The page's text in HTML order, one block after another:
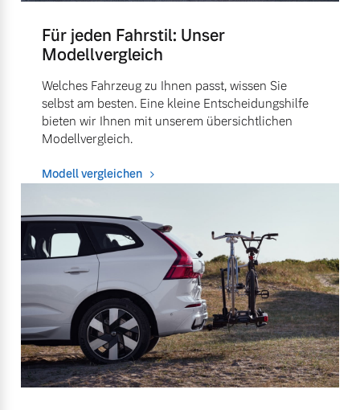
Für jeden Fahrstil: Unser
Modellvergleich
Welches Fahrzeug zu Ihnen passt, wissen Sie
selbst am besten. Eine kleine Entscheidungshilfe
bieten wir Ihnen mit unserem übersichtlichen
Modellvergleich.
Modell vergleichen